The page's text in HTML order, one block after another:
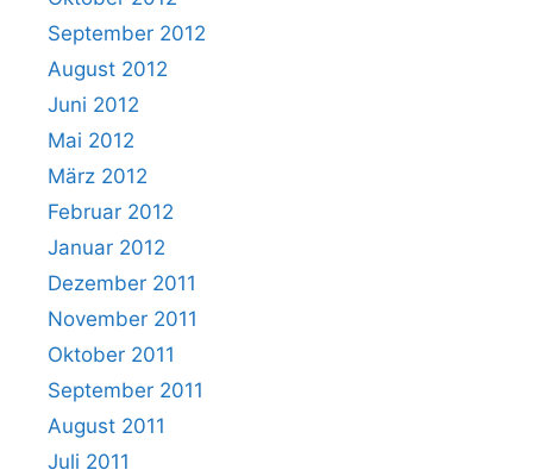
September 2012
August 2012
Juni 2012
Mai 2012
März 2012
Februar 2012
Januar 2012
Dezember 2011
November 2011
Oktober 2011
September 2011
August 2011
Juli 2011